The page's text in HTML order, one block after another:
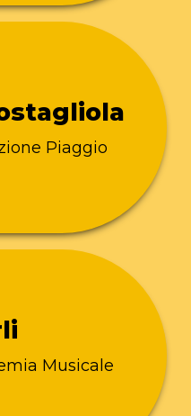
Piaggio
Musicale